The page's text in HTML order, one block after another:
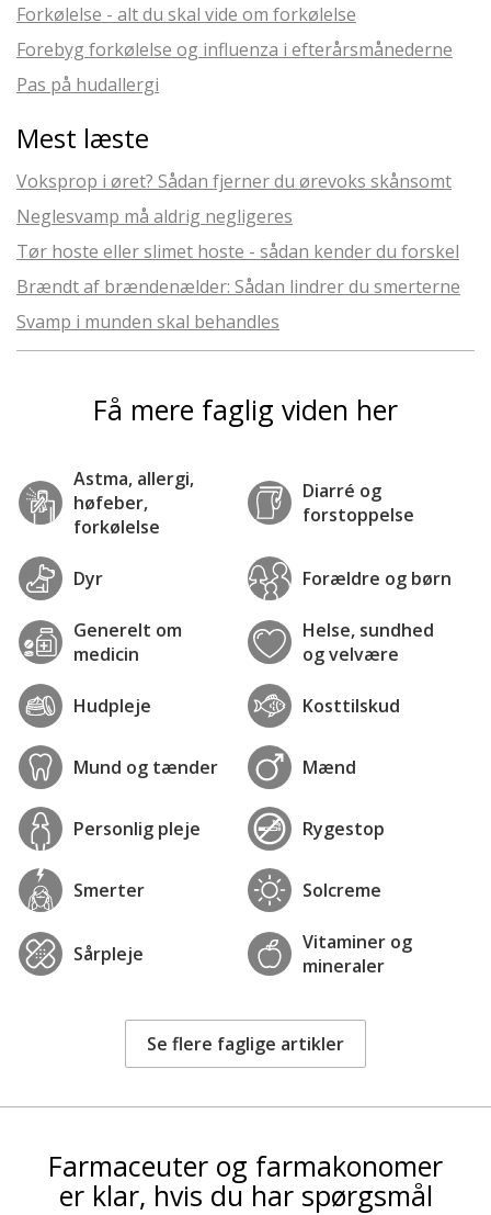
Forkølelse - alt du skal vide om forkølelse
Forebyg forkølelse og influenza i efterårsmånederne
Pas på hudallergi
Mest læste
Voksprop i øret? Sådan fjerner du ørevoks skånsomt
Neglesvamp må aldrig negligeres
Tør hoste eller slimet hoste - sådan kender du forskel
Brændt af brændenælder: Sådan lindrer du smerterne
Svamp i munden skal behandles
Få mere faglig viden her
Astma, allergi,
høfeber,
forkølelse
Diarré og
forstoppelse
Dyr Forældre og børn
Generelt om
medicin
Helse, sundhed
og velvære
Hudpleje Kosttilskud
Mund og tænder Mænd
Personlig pleje Rygestop
Smerter Solcreme
Sårpleje
Vitaminer og
mineraler
Se flere faglige artikler
Farmaceuter og farmakonomer
er klar, hvis du har spørgsmål